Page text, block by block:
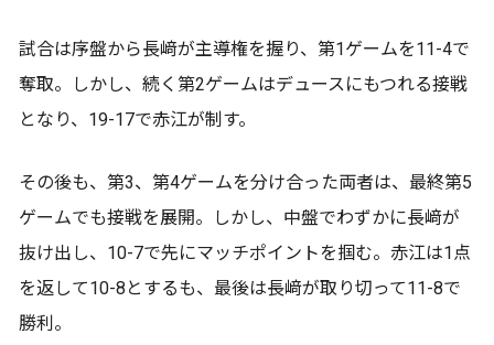
試合は序盤から長﨑が主導権を握り、第1ゲームを11-4で
奪取。しかし、続く第2ゲームはデュースにもつれる接戦
となり、19-17で赤江が制す。
その後も、第3、第4ゲームを分け合った両者は、最終第5
ゲームでも接戦を展開。しかし、中盤でわずかに長﨑が
抜け出し、10-7で先にマッチポイントを掴む。赤江は1点
を返して10-8とするも、最後は長﨑が取り切って11-8で
勝利。